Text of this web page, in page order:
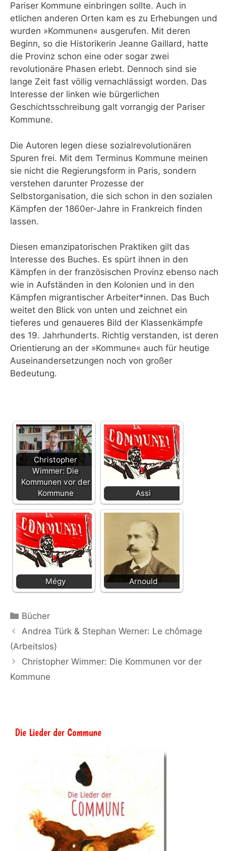
Pariser Kommune einbringen sollte. Auch in
etlichen anderen Orten kam es zu Erhebungen und
wurden »Kommunen« ausgerufen. Mit deren
Beginn, so die Historikerin Jeanne Gaillard, hatte
die Provinz schon eine oder sogar zwei
revolutionäre Phasen erlebt. Dennoch sind sie
lange Zeit fast völlig vernachlässigt worden. Das
Interesse der linken wie bürgerlichen
Geschichtsschreibung galt vorrangig der Pariser
Kommune.
Die Autoren legen diese sozialrevolutionären
Spuren frei. Mit dem Terminus Kommune meinen
sie nicht die Regierungsform in Paris, sondern
verstehen darunter Prozesse der
Selbstorganisation, die sich schon in den sozialen
Kämpfen der 1860er-Jahre in Frankreich finden
lassen.
Diesen emanzipatorischen Praktiken gilt das
Interesse des Buches. Es spürt ihnen in den
Kämpfen in der französischen Provinz ebenso nach
wie in Aufständen in den Kolonien und in den
Kämpfen migrantischer Arbeiter*innen. Das Buch
weitet den Blick von unten und zeichnet ein
tieferes und genaueres Bild der Klassenkämpfe
des 19. Jahrhunderts. Richtig verstanden, ist deren
Orientierung an der »Kommune« auch für heutige
Auseinandersetzungen noch von großer
Bedeutung.
Christopher
Wimmer: Die
Kommunen vor der
Kommune
Assi
Mégy Arnould
Kategorien
Bücher
Andrea Türk & Stephan Werner: Le chômage
(Arbeitslos)
Christopher Wimmer: Die Kommunen vor der
Kommune
Die Lieder der Commune